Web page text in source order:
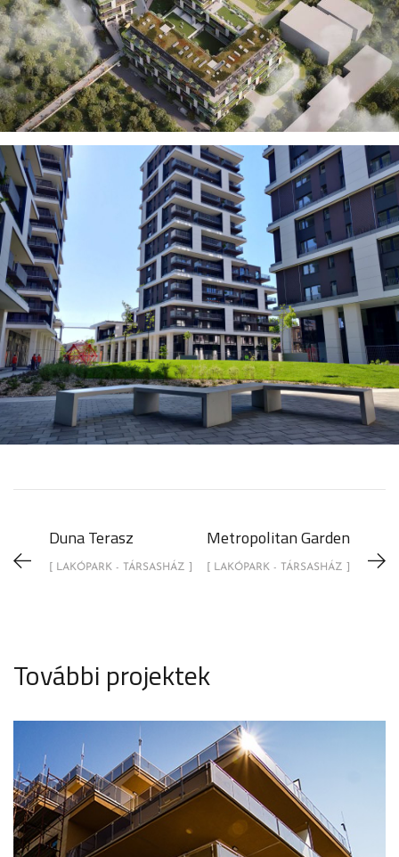
Duna Terasz
[ LAKÓPARK - TÁRSASHÁZ ]
Metropolitan Garden
[ LAKÓPARK - TÁRSASHÁZ ]
További projektek